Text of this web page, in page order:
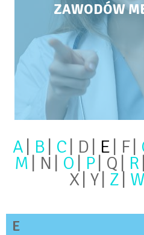
ZAWODÓW
A B C D E F
M N O P Q R
X Y Z
E